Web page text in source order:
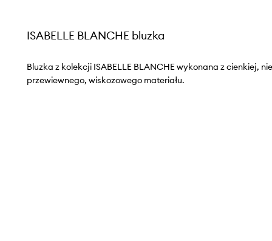
ISABELLE BLANCHE bluzka
Bluzka z kolekcji ISABELLE BLANCHE wykonana z cienkiej,
przewiewnego, wiskozowego materiału.